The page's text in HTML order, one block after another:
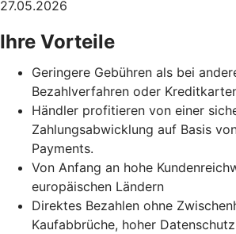
27.05.2026
Ihre Vorteile
Geringere Gebühren als bei
Bezahlverfahren oder
Händler profitieren von einer
Zahlungsabwicklung auf Basis
Payments.
Von Anfang an hohe
europäischen Ländern
Direktes Bezahlen ohne
Kaufabbrüche, hoher Datenschutz